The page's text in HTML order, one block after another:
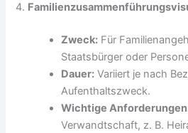
4.
Zweck: Für
Staatsbürger oder
Dauer: Variiert je nach
Aufenthaltszweck.
Wichtige
Verwandtschaft, z. B.